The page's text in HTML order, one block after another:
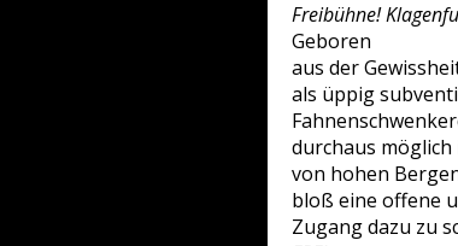
Freibühne!
Geboren
aus der
als üppig
durchaus
von hohen
bloß eine offene
Zugang dazu zu